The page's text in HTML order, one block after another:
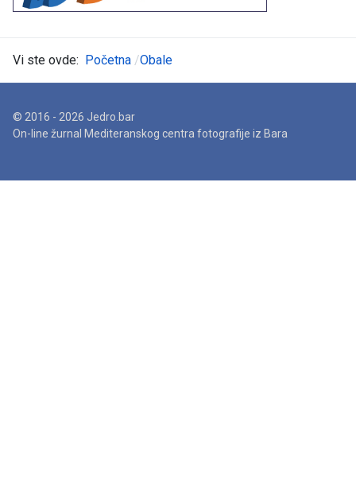
Vi ste ovde: Početna Obale
© 2016 - 2026 Jedro.bar
On-line žurnal Mediteranskog centra fotografije iz Bara